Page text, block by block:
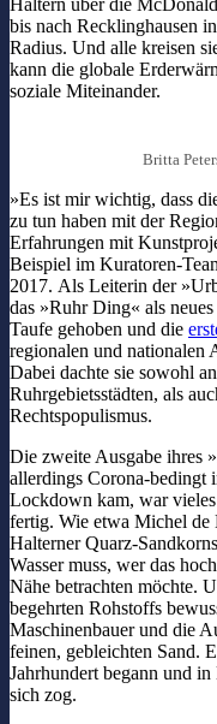
bis nach Recklinghausen
Radius. Und alle kreisen
kann die globale
soziale Miteinander.
Britta
»Es ist mir wichtig, dass
zu tun haben mit der
Erfahrungen mit
Beispiel im Kuratoren-
2017. Als Leiterin der
das »Ruhr Ding« als
Taufe gehoben und die
regionalen und nationalen
Dabei dachte sie sowohl
Ruhrgebietsstädten, als
Rechtspopulismus.
Die zweite Ausgabe ihres
allerdings Corona-bedingt
Lockdown kam, war vieles
fertig. Wie etwa Michel de
Halterner Quarz-
Wasser muss, wer das
Nähe betrachten möchte.
begehrten Rohstoffs
Maschinenbauer und die
feinen, gebleichten Sand.
Jahrhundert begann und
sich zog.